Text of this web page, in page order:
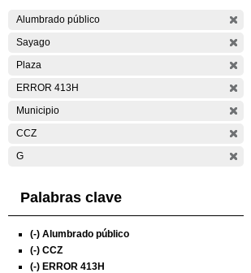
Alumbrado público
Sayago
Plaza
ERROR 413H
Municipio
CCZ
G
Palabras clave
(-) Alumbrado público
(-) CCZ
(-) ERROR 413H